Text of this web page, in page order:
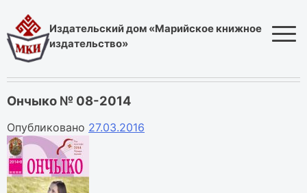
to
content
Издательский дом «Марийское книжное
издательство»
Ончыко № 08-2014
Опубликовано 27.03.2016